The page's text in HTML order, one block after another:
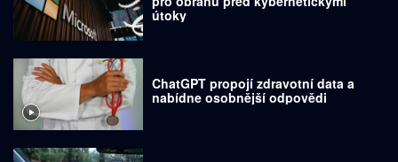
útoky
ChatGPT propojí zdravotní data a
nabídne osobnější odpovědi